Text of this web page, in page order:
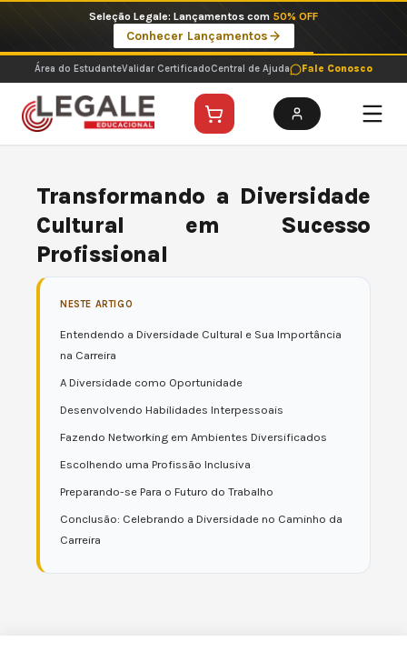
o
conteúdo
Seleção Legale: Lançamentos com 50% OFF
Conhecer Lançamentos
Área do EstudanteValidar CertificadoCentral de Ajuda Fale Conosco
Transformando a Diversidade
Cultural em Sucesso
Profissional
NESTE ARTIGO
Entendendo a Diversidade Cultural e Sua Importância
na Carreira
A Diversidade como Oportunidade
Desenvolvendo Habilidades Interpessoais
Fazendo Networking em Ambientes Diversificados
Escolhendo uma Profissão Inclusiva
Preparando-se Para o Futuro do Trabalho
Conclusão: Celebrando a Diversidade no Caminho da
Carreira